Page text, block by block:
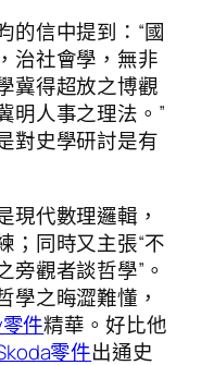
的信中提到：“國
治社會學，無非
冀得超放之博觀
明人事之理法。”
對史學研討是有
現代數理邏輯，
；同時又主張“不
觀者談哲學”。
學之晦澀難懂，
件精華。好比他
零件出通史